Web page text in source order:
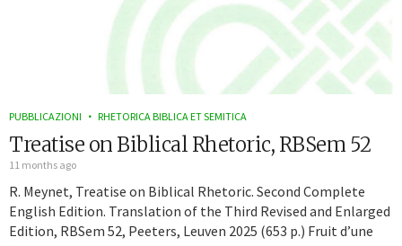
PUBBLICAZIONI RHETORICA BIBLICA ET SEMITICA
Treatise on Biblical Rhetoric, RBSem 52
11 months ago
R. Meynet, Treatise on Biblical Rhetoric. Second Complete
English Edition. Translation of the Third Revised and Enlarged
Edition, RBSem 52, Peeters, Leuven 2025 (653 p.) Fruit d’une